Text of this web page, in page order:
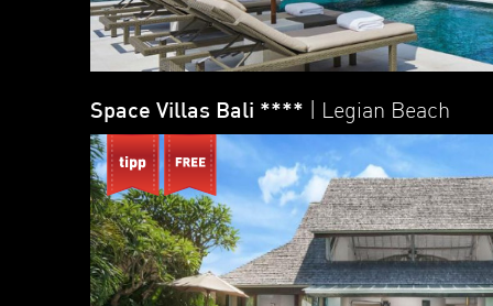
Space Villas Bali **** | Legian Beach